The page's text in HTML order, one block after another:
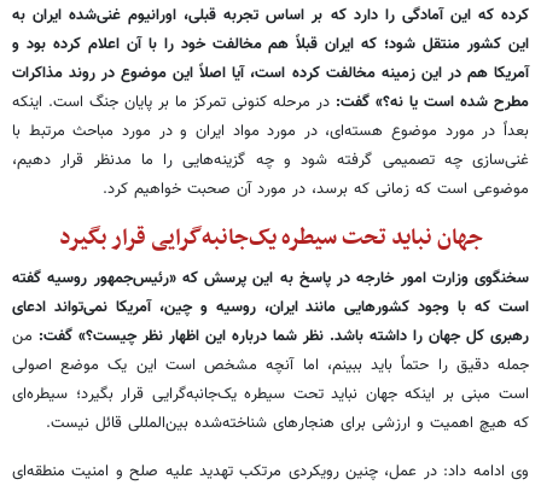
کرده که این آمادگی را دارد که بر اساس تجربه قبلی، اورانیوم غنی‌شده ایران به
این کشور منتقل شود؛ که ایران قبلاً هم مخالفت خود را با آن اعلام کرده بود و
آمریکا هم در این زمینه مخالفت کرده است، آیا اصلاً این موضوع در روند مذاکرات
مطرح شده است یا نه؟» گفت: در مرحله کنونی تمرکز ما بر پایان جنگ است. اینکه
بعداً در مورد موضوع هسته‌ای، در مورد مواد ایران و در مورد مباحث مرتبط با
غنی‌سازی چه تصمیمی گرفته شود و چه گزینه‌هایی را ما مدنظر قرار دهیم،
موضوعی است که زمانی که برسد، در مورد آن صحبت خواهیم کرد.
جهان نباید تحت سیطره یک‌جانبه‌گرایی قرار بگیرد
سخنگوی وزارت امور خارجه در پاسخ به این پرسش که «رئیس‌جمهور روسیه گفته‌
است که با وجود کشورهایی مانند ایران، روسیه و چین، آمریکا نمی‌تواند ادعای
رهبری کل جهان را داشته باشد. نظر شما درباره این اظهار نظر چیست؟» گفت: من
جمله دقیق را حتماً باید ببینم، اما آنچه مشخص است این یک موضع اصولی
است مبنی بر اینکه جهان نباید تحت سیطره یک‌جانبه‌گرایی قرار بگیرد؛ سیطره‌ای
که هیچ اهمیت و ارزشی برای هنجارهای شناخته‌شده بین‌المللی قائل نیست.
وی ادامه داد: در عمل، چنین رویکردی مرتکب تهدید علیه صلح و امنیت منطقه‌ای